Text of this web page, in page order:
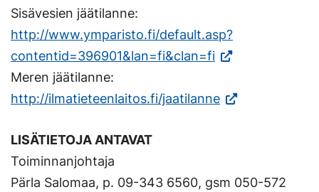
Sisävesien jäätilanne:
http://www.ymparisto.fi/default.asp?
contentid=396901&lan=fi&clan=fi(Vieraile
sivustolla.
välilehteen.)
Meren jäätilanne:
http://ilmatieteenlaitos.fi/jaatilanne(Vieraile
avautuu
LISÄTIETOJA ANTAVAT
Toiminnanjohtaja
Pärla Salomaa, p. 09-343 6560, gsm 050-572